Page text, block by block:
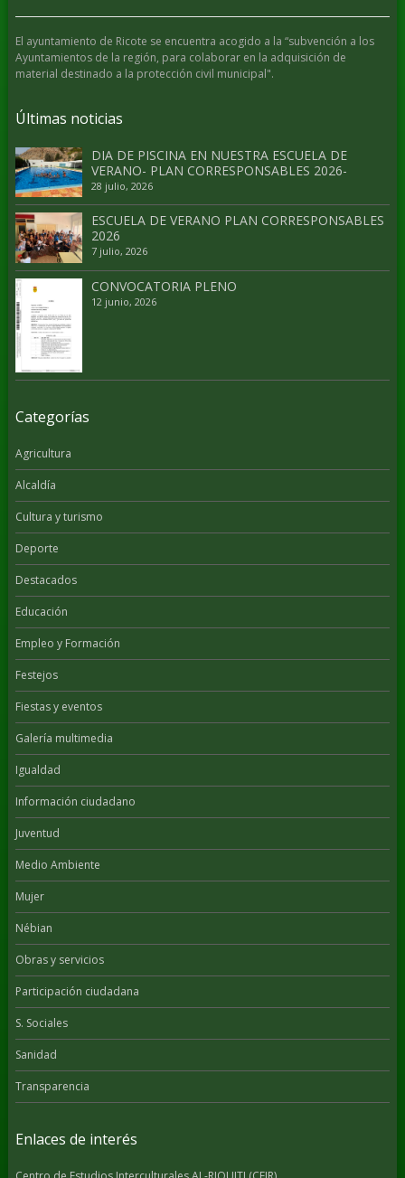
El ayuntamiento de Ricote se encuentra acogido a la “subvención a los
Ayuntamientos de la región, para colaborar en la adquisición de
material destinado a la protección civil municipal".
Últimas noticias
DIA DE PISCINA EN NUESTRA ESCUELA DE
VERANO- PLAN CORRESPONSABLES 2026-
28 julio, 2026
ESCUELA DE VERANO PLAN CORRESPONSABLES
2026
7 julio, 2026
CONVOCATORIA PLENO
12 junio, 2026
Categorías
Agricultura
Alcaldía
Cultura y turismo
Deporte
Destacados
Educación
Empleo y Formación
Festejos
Fiestas y eventos
Galería multimedia
Igualdad
Información ciudadano
Juventud
Medio Ambiente
Mujer
Nébian
Obras y servicios
Participación ciudadana
S. Sociales
Sanidad
Transparencia
Enlaces de interés